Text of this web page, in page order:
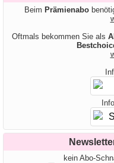
Beim Prämienabo
Oftmals bekommen Sie als
kein Abo-